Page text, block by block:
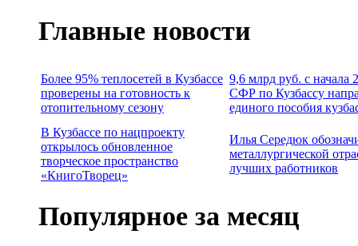
Главные новости
Более 95% теплосетей в Кузбассе
проверены на готовность к
отопительному сезону
9,6 млрд руб. с начала
СФР по Кузбассу
единого пособия
В Кузбассе по нацпроекту
открылось обновленное
творческое пространство
«КнигоТворец»
Илья Середюк
металлургической
лучших работников
Популярное за месяц